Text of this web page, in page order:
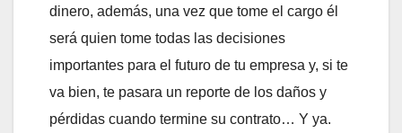
dinero, además, una vez que tome el cargo él
será quien tome todas las decisiones
importantes para el futuro de tu empresa y, si te
va bien, te pasara un reporte de los daños y
pérdidas cuando termine su contrato… Y ya.